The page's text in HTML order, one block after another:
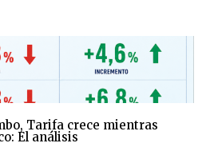
Tarifa crece mientras
El análisis